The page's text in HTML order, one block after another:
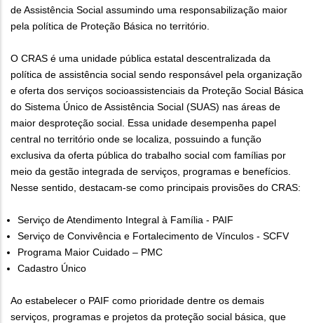
de Assistência Social assumindo uma responsabilização maior
pela política de Proteção Básica no território.
O CRAS é uma unidade pública estatal descentralizada da
política de assistência social sendo responsável pela organização
e oferta dos serviços socioassistenciais da Proteção Social Básica
do Sistema Único de Assistência Social (SUAS) nas áreas de
maior desproteção social. Essa unidade desempenha papel
central no território onde se localiza, possuindo a função
exclusiva da oferta pública do trabalho social com famílias por
meio da gestão integrada de serviços, programas e benefícios.
Nesse sentido, destacam-se como principais provisões do CRAS:
Serviço de Atendimento Integral à Família - PAIF
Serviço de Convivência e Fortalecimento de Vínculos - SCFV
Programa Maior Cuidado – PMC
Cadastro Único
Ao estabelecer o PAIF como prioridade dentre os demais
serviços, programas e projetos da proteção social básica, que